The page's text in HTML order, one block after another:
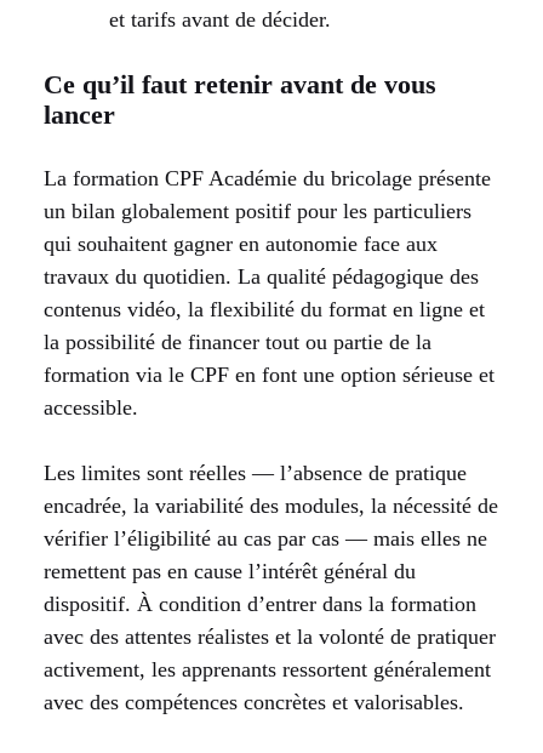
et tarifs avant de décider.
Ce qu’il faut retenir avant de vous
lancer
La formation CPF Académie du bricolage présente
un bilan globalement positif pour les particuliers
qui souhaitent gagner en autonomie face aux
travaux du quotidien. La qualité pédagogique des
contenus vidéo, la flexibilité du format en ligne et
la possibilité de financer tout ou partie de la
formation via le CPF en font une option sérieuse et
accessible.
Les limites sont réelles — l’absence de pratique
encadrée, la variabilité des modules, la nécessité de
vérifier l’éligibilité au cas par cas — mais elles ne
remettent pas en cause l’intérêt général du
dispositif. À condition d’entrer dans la formation
avec des attentes réalistes et la volonté de pratiquer
activement, les apprenants ressortent généralement
avec des compétences concrètes et valorisables.